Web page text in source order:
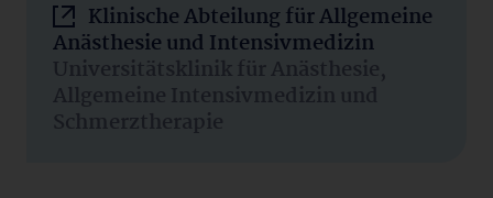
Klinische Abteilung für Allgemeine
Anästhesie und Intensivmedizin
Universitätsklinik für Anästhesie,
Allgemeine Intensivmedizin und
Schmerztherapie